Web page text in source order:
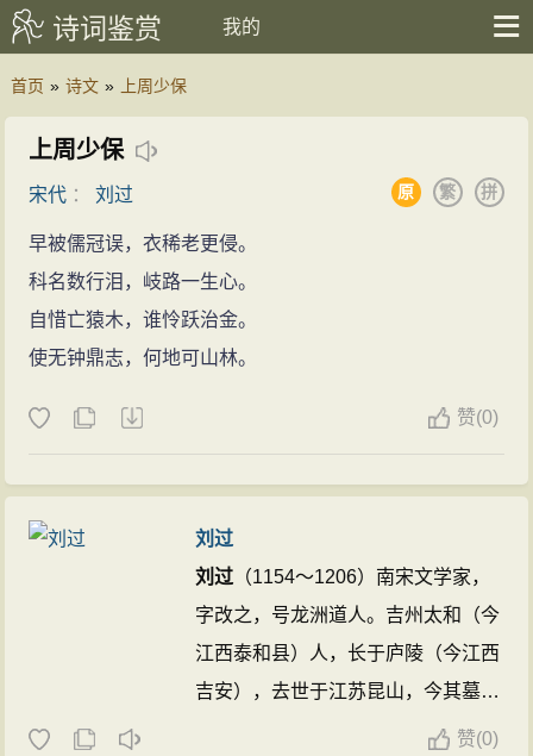
诗词鉴赏 我的
首页 » 诗文 » 上周少保
上周少保
宋代 ：刘过 拼
繁
原
早被儒冠误，衣稀老更侵。
科名数行泪，岐路一生心。
自惜亡猿木，谁怜跃治金。
使无钟鼎志，何地可山林。
赞(0)
刘过
刘过 （1154～1206）南宋文学家，
字改之，号龙洲道人。吉州太和（今
江西泰和县）人，长于庐陵（今江西
吉安），去世于江苏昆山，今其墓尚
在。四次应举不中，流落江湖间，布
赞(0)